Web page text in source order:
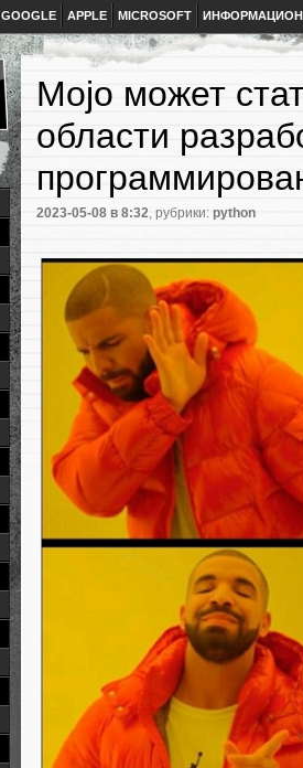
GOOGLE APPLE MICROSOFT
Mojo может
области
2023-05-08 в 8:32, рубрики: python